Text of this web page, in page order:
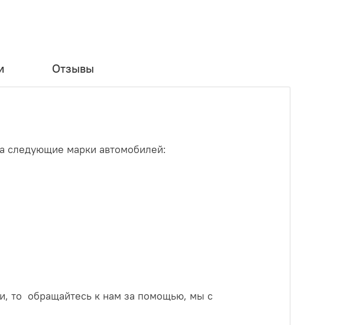
Отзывы
следующие марки автомобилей:
то обращайтесь к нам за помощью, мы с